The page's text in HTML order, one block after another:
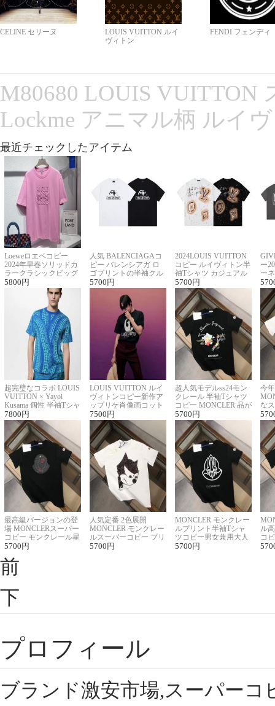
CELINE セリーヌ
LOUIS VUITTON ルイ
ヴィトン
FENDI フェンディ
M80680 LOUIS VUITTON
Lockme アニマル柄 ルイ
最近チェックしたアイテム
Loeweロエベコピー
2024年早春ソリッドカ
ラークラシックビッグ
ロゴ刺繍Tシャツ
5800 円
人気 BALENCIAGAコ
ピー バレンシアガ ロ
ゴプリントの半袖クル
ーネックTシャツ
5700 円
2024LOUIS VUITTON
コピー ルイヴィトン半
袖Tシャツ カジュアル
に馴染む 2色展開
5700 円
ー
ー
ー
超完璧なコラボ LOUIS
VUITTON × Yayoi
Kusama 個性 半袖Tシャ
ツコピー男女兼用
7800 円
LOUIS VUITTON ルイ
ヴィトンコピー新作ア
ップリケ肖像画コット
ンニット半袖Tシャツ
7500 円
超人気モデルss24モン
クレール 半袖Tシャツ
コピー MONCLER 品が
良く見た目
5700 円
今
な
ル
最高級バージョンの登
場 MONCLERスーパー
コピー モンクレール星
座半袖Tシャツ
5700 円
人気定番 2色展開
MONCLER モンクレー
ルスーパーコピー プリ
ント半袖Tシャツ
5700 円
MONCLER モンクレー
ルプリント半袖Tシャ
ツコピー男女兼用大人
可愛い春夏コーデ
5700 円
ル
コ
ィ
前
下
プロフィール
ブランド激安市場,スーパー